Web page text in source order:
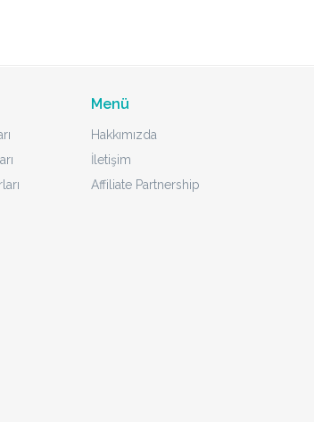
Menü
Hakkımızda
İletişim
Affiliate Partnership